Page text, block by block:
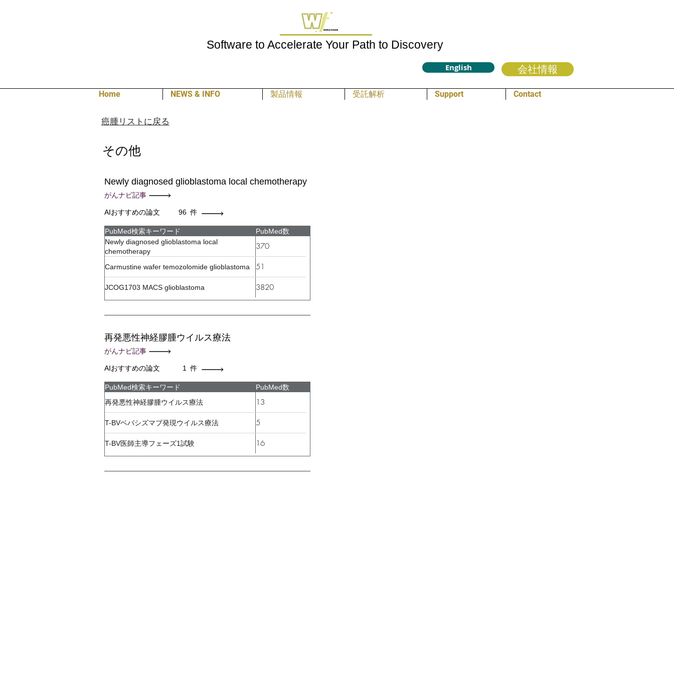
Software to Accelerate Your Path to Discovery
English 会社情報
Home NEWS & INFO 製品情報 受託解析 Support Contact
癌腫リストに戻る
その他
Newly diagnosed glioblastoma local chemotherapy
がんナビ記事
AIおすすめの論文 96 件
PubMed検索キーワード
PubMed数
Newly diagnosed glioblastoma local
chemotherapy
370
Carmustine wafer temozolomide glioblastoma 51
JCOG1703 MACS glioblastoma 3820
再発悪性神経膠腫ウイルス療法
がんナビ記事
AIおすすめの論文 1 件
PubMed検索キーワード
PubMed数
再発悪性神経膠腫ウイルス療法
13
T-BVベバシズマブ発現ウイルス療法 5
T-BV医師主導フェーズ1試験 16